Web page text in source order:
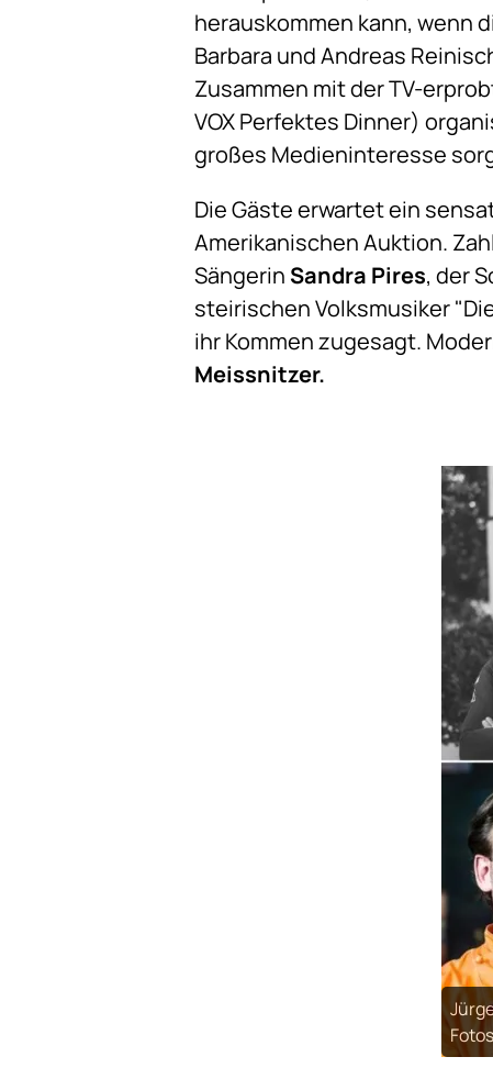
herauskommen kann, wenn
Barbara und Andreas
Zusammen mit der TV-
VOX Perfektes Dinner)
großes Medieninteresse
Die Gäste erwartet ein
Amerikanischen Auktion.
Sängerin Sandra Pires, der
steirischen Volksmusiker
ihr Kommen zugesagt.
Meissnitzer.